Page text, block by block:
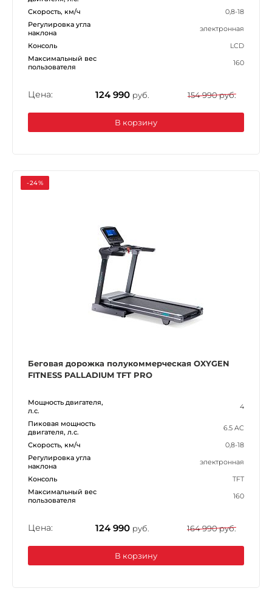
Скорость, км/ч
0,8-18
Регулировка угла
наклона
электронная
Консоль
LCD
Максимальный вес
пользователя
160
Цена: 124 990 руб. 154 990 руб.
В корзину
-24%
Беговая дорожка полукоммерческая OXYGEN
FITNESS PALLADIUM TFT PRO
Мощность двигателя,
л.с.
4
Пиковая мощность
двигателя, л.с.
6.5 AC
Скорость, км/ч
0,8-18
Регулировка угла
наклона
электронная
Консоль
TFT
Максимальный вес
пользователя
160
Цена: 124 990 руб. 164 990 руб.
В корзину